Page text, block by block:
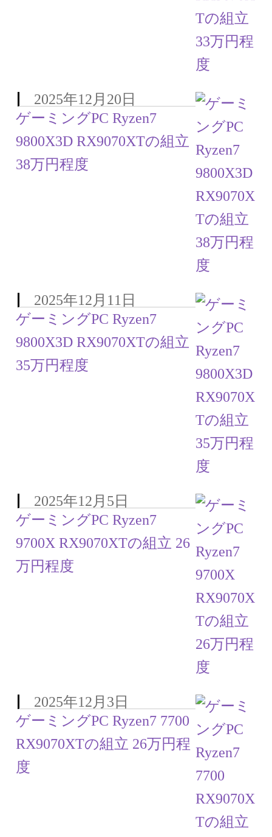
ゲーミングPC Ryzen7
9800X3D RX9070XTの組立
38万円程度
2025年12月20日
ゲーミングPC Ryzen7
9800X3D RX9070XTの組立
35万円程度
2025年12月11日
ゲーミングPC Ryzen7
9700X RX9070XTの組立 26
万円程度
2025年12月5日
ゲーミングPC Ryzen7 7700
RX9070XTの組立 26万円程
度
2025年12月3日